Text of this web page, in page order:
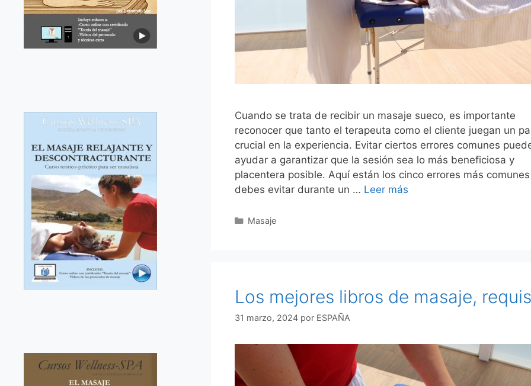
Cuando se trata de recibir un masaje sueco, es importante
reconocer que tanto el terapeuta como el cliente juegan un
crucial en la experiencia. Evitar ciertos errores comunes
ayudar a garantizar que la sesión sea lo más beneficiosa y
placentera posible. Aquí están los cinco errores más
debes evitar durante un … Leer más
Categorías
Masaje
Los mejores libros de masaje,
31 marzo, 2024 por ESPAÑA